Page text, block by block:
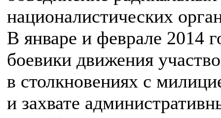
националистических
В январе и феврале 2014
боевики движения
в столкновениях с
и захвате